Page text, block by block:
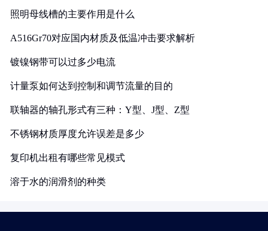
照明母线槽的主要作用是什么
A516Gr70对应国内材质及低温冲击要求解析
镀镍钢带可以过多少电流
计量泵如何达到控制和调节流量的目的
联轴器的轴孔形式有三种：Y型、J型、Z型
不锈钢材质厚度允许误差是多少
复印机出租有哪些常见模式
溶于水的润滑剂的种类